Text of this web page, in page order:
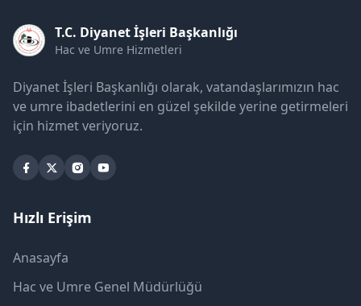
T.C. Diyanet İşleri Başkanlığı
Hac ve Umre Hizmetleri
Diyanet İşleri Başkanlığı olarak, vatandaşlarımızın hac
ve umre ibadetlerini en güzel şekilde yerine getirmeleri
için hizmet veriyoruz.
Hızlı Erişim
Anasayfa
Hac ve Umre Genel Müdürlüğü